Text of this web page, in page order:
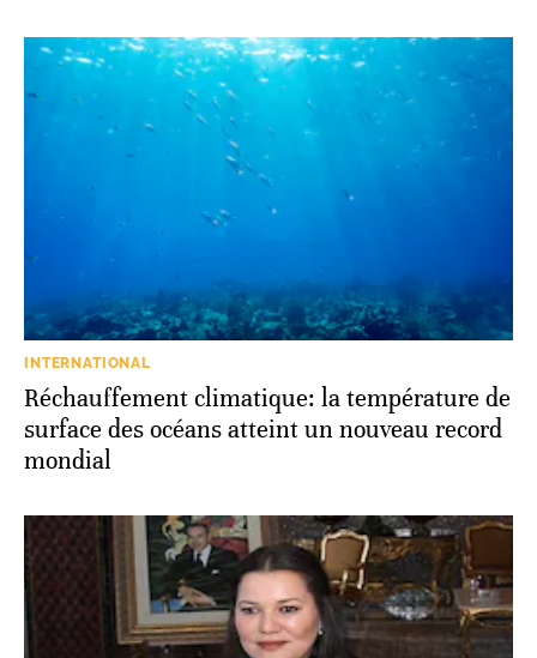
INTERNATIONAL
Réchauffement climatique: la température de
surface des océans atteint un nouveau record
mondial